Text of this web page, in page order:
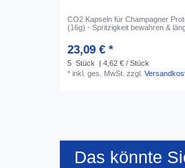
CO2 Kapseln für Champagner
(16g) - Spritzigkeit bewahren &
23,09 € *
5 Stück
| 4,62 € / Stück
*inkl. ges. MwSt. zzgl.
Das könnte